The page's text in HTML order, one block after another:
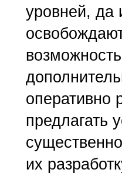
уровней, да
оперативно
предлагать
их